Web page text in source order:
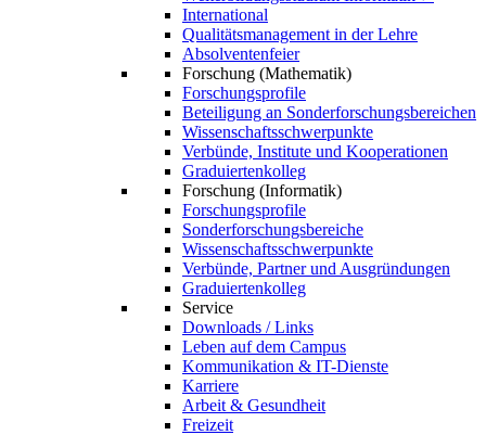
International
Qualitätsmanagement in der Lehre
Absolventenfeier
Forschung (Mathematik)
Forschungsprofile
Beteiligung an Sonderforschungsbereichen
Wissenschaftsschwerpunkte
Verbünde, Institute und Kooperationen
Graduiertenkolleg
Forschung (Informatik)
Forschungsprofile
Sonderforschungsbereiche
Wissenschaftsschwerpunkte
Verbünde, Partner und Ausgründungen
Graduiertenkolleg
Service
Downloads / Links
Leben auf dem Campus
Kommunikation & IT-Dienste
Karriere
Arbeit & Gesundheit
Freizeit